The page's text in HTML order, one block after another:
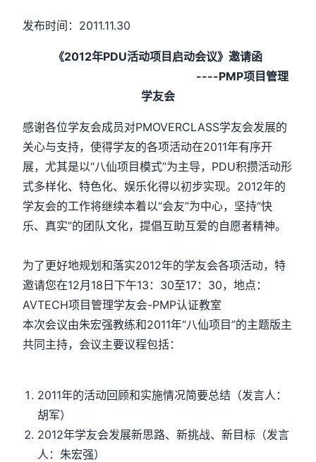
发布时间：2011.11.30
《2012年PDU活动项目启动会议》邀请函
----PMP项目管理
学友会
感谢各位学友会成员对PMOVERCLASS学友会发展的
关心与支持，使得学友的各项活动在2011年有序开
展，尤其是以“八仙项目模式”为主导，PDU积攒活动形
式多样化、特色化、娱乐化得以初步实现。2012年的
学友会的工作将继续本着以“会友”为中心，坚持“快
乐、真实”的团队文化，提倡互助互爱的自愿者精神。
为了更好地规划和落实2012年的学友会各项活动，特
邀请您在12月18日下午13：30至17：30，地点：
AVTECH项目管理学友会-PMP认证教室
本次会议由朱宏强教练和2011年“八仙项目”的主题版主
共同主持，会议主要议程包括：
2011年的活动回顾和实施情况简要总结（发言人：
胡军）
2012年学友会发展新思路、新挑战、新目标（发言
人：朱宏强）